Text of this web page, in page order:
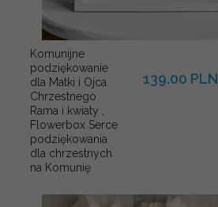
Komunijne
podziękowanie
dla Matki i Ojca
Chrzestnego
Rama i kwiaty ,
Flowerbox Serce
podziękowania
dla chrzestnych
na Komunię
139.00 PLN